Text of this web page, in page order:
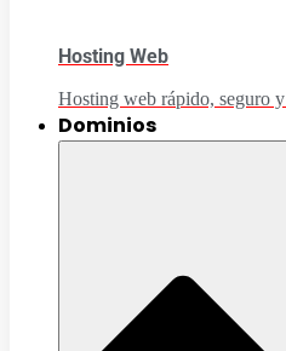
Hosting Web
Hosting web rápido, seguro
Dominios